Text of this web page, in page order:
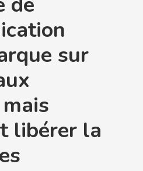
sur
libérer la